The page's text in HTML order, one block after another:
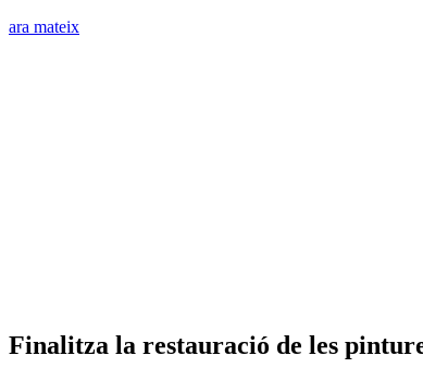
ara mateix
Finalitza la restauració de les